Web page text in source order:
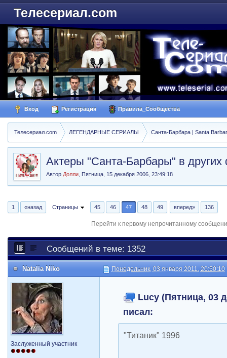
Телесериал.com
Вход Регистрация Правила_Сообщества
Телесериал.com ЛЕГЕНДАРНЫЕ СЕРИАЛЫ Санта-Барбара | Santa
Актеры "Санта-Барбары" в
Автор Долли ,Пятница, 15 декабря 2006, 23:49:18
1 «назад Страницы 45 46 47 48 49 вперед» 136
Перейти к первому непрочитанному
Сообщений в теме: 1352
Natalia Niko Понедельник, 03 января 2011, 20:50:10
Заслуженный участник
Lucy (Пятница, 03
писал:
"Титаник" 1996